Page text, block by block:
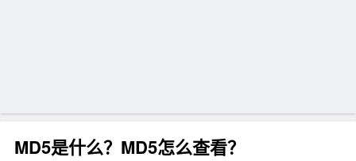
MD5是什么？MD5怎么查看？